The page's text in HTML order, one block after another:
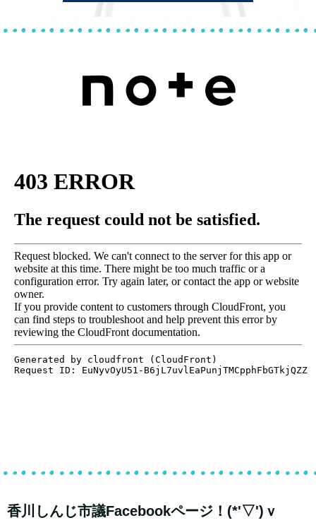
香川しんじ市議Facebookページ！(*'▽')ｖ